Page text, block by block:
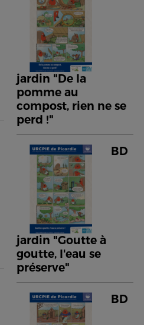
jardin "De la
pomme au
compost, rien ne se
perd !"
BD
jardin "Goutte à
goutte, l'eau se
préserve"
BD